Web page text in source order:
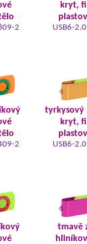
2
kryt,
USB6-
2
tyrkysový
kryt,
USB6-
tmavě